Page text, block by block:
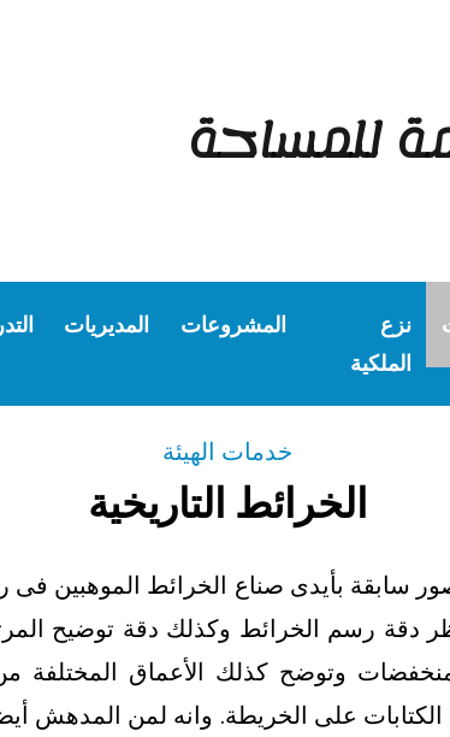
للمساحة
نزع
الملكية
المشروعات المديريات
خدمات الهيئة
الخرائط التاريخية
سابقة بأيدى صناع الخرائط الموهبين
دقة رسم الخرائط وكذلك دقة توضيح
وتوضح كذلك الأعماق المختلفة
على الخريطة. وانه لمن المدهش أيضاًَ